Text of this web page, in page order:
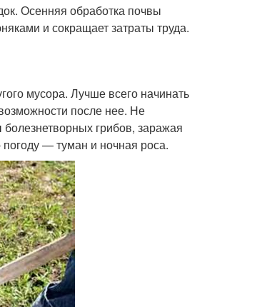
Осенняя обработка почвы
и сокращает затраты труда.
мусора. Лучше всего начинать
после нее. Не
грибов, заражая
— туман и ночная роса.